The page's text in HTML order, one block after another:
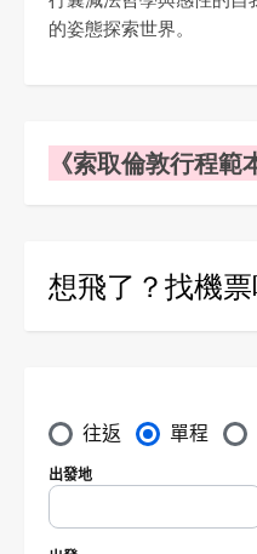
的姿態探索世界。
《索取倫敦行程範
想飛了？找機票